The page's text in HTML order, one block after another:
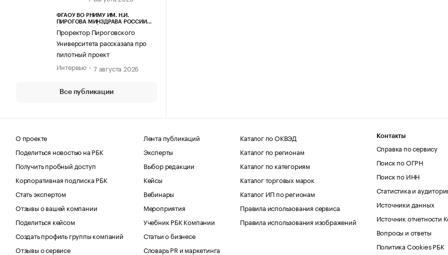
ФГАОУ ВО РНИМУ ИМ. Н.И.
ПИРОГОВА МИНЗДРАВА РОССИИ
Проректор Пироговского
Университета рассказала про
пилотный проект
Интервью
7 августа 2026
Все публикации
О проекте
Поделиться новостью на РБК
Получить пробный доступ
Корпоративная подписка РБК
Стать экспертом
Отзывы о вашей компании
Поделиться кейсом
Создать профиль группы компаний
Отзывы о сервисе
Лента публикаций
Эксперты
Выбор редакции
Кейсы
Вебинары
Мероприятия
Учебник РБК Компании
Статьи о бизнесе
Словарь PR и маркетинга
Каталог по ОКВЭД
Каталог по регионам
Каталог по категориям
Каталог торговых марок
Каталог ИП по регионам
Правила использования сервиса
Правила использования изображений
Контакты
Справка по сервису
Поиск по ОГРН
Поиск по ИНН
Статистика и
Источники данных
Источник отчетности
Вопросы и ответы
Политика Cookies РБК